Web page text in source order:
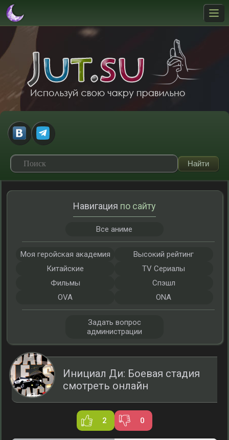
Инициал Ди: Боевая стадия
смотреть онлайн
2 0
Навигация по сайту
Все аниме
Моя геройская академия
Высокий рейтинг
Китайские
TV Сериалы
Фильмы
Спэшл
OVA
ONA
Задать вопрос
администрации